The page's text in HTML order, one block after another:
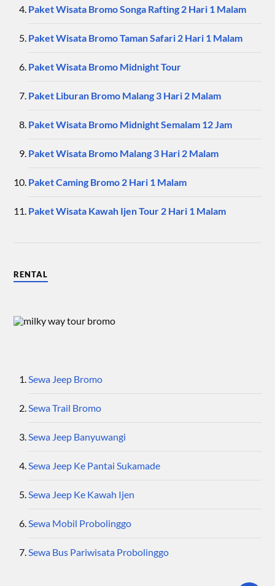
Paket Wisata Bromo Songa Rafting 2 Hari 1 Malam
Paket Wisata Bromo Taman Safari 2 Hari 1 Malam
Paket Wisata Bromo Midnight Tour
Paket Liburan Bromo Malang 3 Hari 2 Malam
Paket Wisata Bromo Midnight Semalam 12 Jam
Paket Wisata Bromo Malang 3 Hari 2 Malam
Paket Caming Bromo 2 Hari 1 Malam
Paket Wisata Kawah Ijen Tour 2 Hari 1 Malam
RENTAL
Sewa Jeep Bromo
Sewa Trail Bromo
Sewa Jeep Banyuwangi
Sewa Jeep Ke Pantai Sukamade
Sewa Jeep Ke Kawah Ijen
Sewa Mobil Probolinggo
Sewa Bus Pariwisata Probolinggo